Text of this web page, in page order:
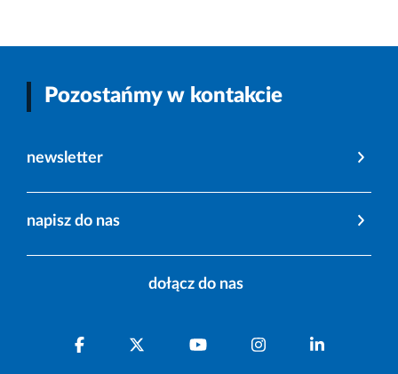
Pozostańmy w kontakcie
newsletter
napisz do nas
dołącz do nas